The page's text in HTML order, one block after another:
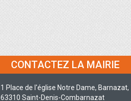
CONTACTEZ LA MAIRIE
1 Place de l'église Notre Dame, Barnazat,
63310 Saint-Denis-Combarnazat